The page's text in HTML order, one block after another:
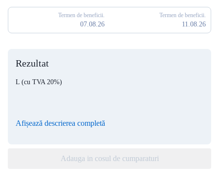
Termen de beneficii.
07.08.26
Termen de beneficii.
11.08.26
Rezultat
L (cu TVA 20%)
Afișează descrierea completă
Adauga in cosul de cumparaturi